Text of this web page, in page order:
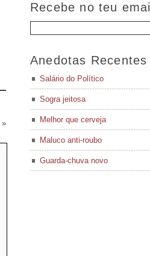
»
Recebe no teu email
Anedotas Recentes
Salário do Político
Sogra jeitosa
Melhor que cerveja
Maluco anti-roubo
Guarda-chuva novo